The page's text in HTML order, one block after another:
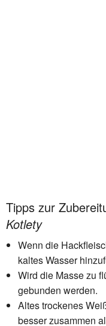
Tipps zur
Kotlety
Wenn die
kaltes Wasser
Wird die Masse zu
gebunden werden.
Altes trockenes
besser zusammen